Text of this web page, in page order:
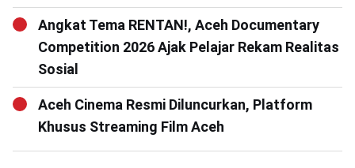
Angkat Tema RENTAN!, Aceh Documentary
Competition 2026 Ajak Pelajar Rekam Realitas
Sosial
Aceh Cinema Resmi Diluncurkan, Platform
Khusus Streaming Film Aceh